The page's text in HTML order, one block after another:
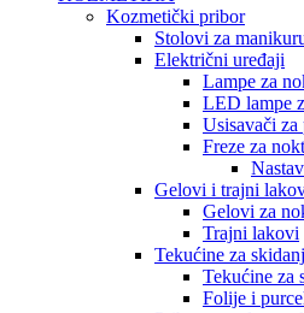
Kozmetički pribor
Stolovi za
Električni uređaji
Lampe za
LED lampe
Usisavači za
Freze za
Gelovi i trajni
Gelovi za
Trajni lakovi
Tekućine za
Tekućine za
Folije i